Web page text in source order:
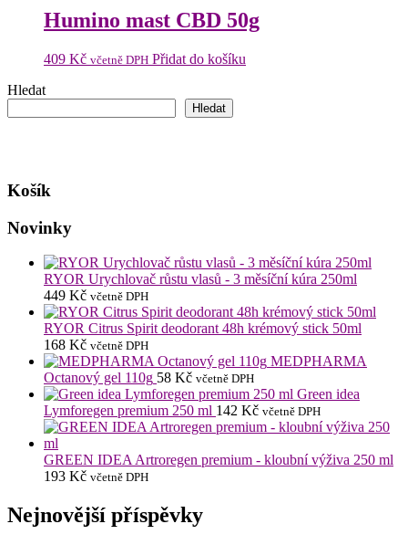
Humino mast CBD 50g
409 Kč včetně DPH Přidat do košíku
Hledat
Hledat
Košík
Novinky
RYOR Urychlovač růstu vlasů - 3 měsíční kúra 250ml
449 Kč včetně DPH
RYOR Citrus Spirit deodorant 48h krémový stick 50ml
168 Kč včetně DPH
MEDPHARMA
Octanový gel 110g 58 Kč včetně DPH
Green idea
Lymforegen premium 250 ml 142 Kč včetně DPH
GREEN IDEA Artroregen premium - kloubní výživa 250 ml
193 Kč včetně DPH
Nejnovější příspěvky